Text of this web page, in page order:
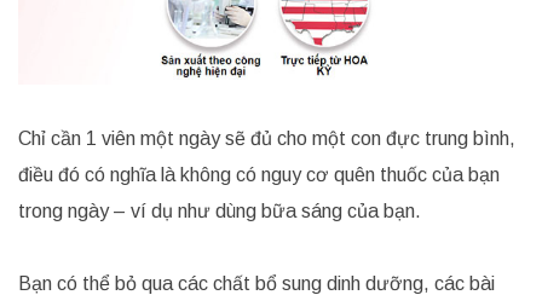
Chỉ cần 1 viên một ngày sẽ đủ cho một con đực trung bình,
điều đó có nghĩa là không có nguy cơ quên thuốc của bạn
trong ngày – ví dụ như dùng bữa sáng của bạn.
Bạn có thể bỏ qua các chất bổ sung dinh dưỡng, các bài